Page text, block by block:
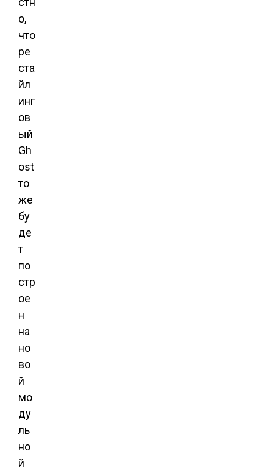
о,
что
ре
ста
йл
инг
ов
ый
Gh
ost
то
же
бу
де
т
по
стр
ое
н
на
но
во
й
мо
ду
ль
но
й